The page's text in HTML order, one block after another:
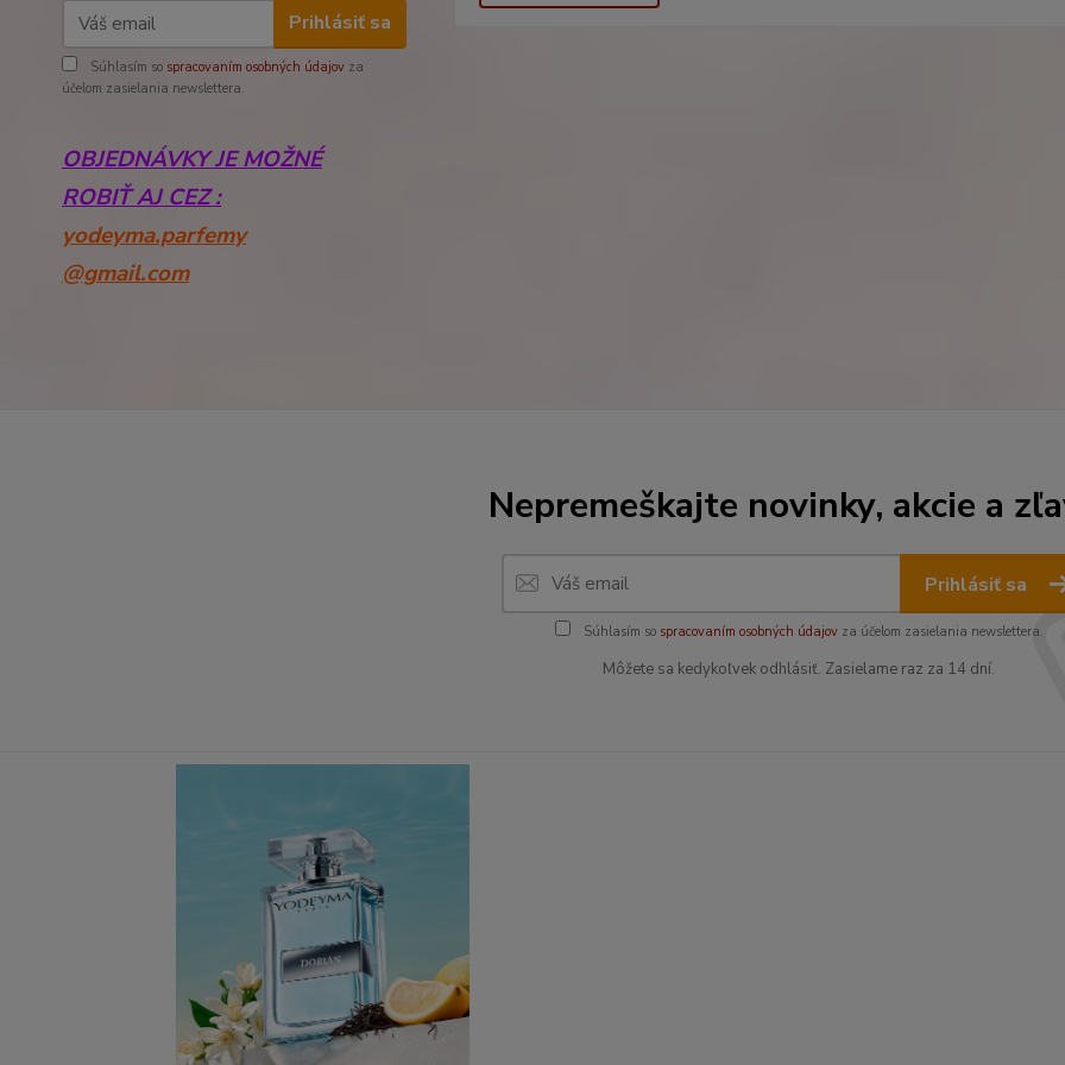
Prihlásiť sa
Súhlasím so spracovaním osobných údajov za
účelom zasielania newslettera.
OBJEDNÁVKY JE MOŽNÉ
ROBIŤ AJ CEZ :
yodeyma.parfemy
@gmail.com
Nepremeškajte novinky, akcie a
Prihlásiť sa
Súhlasím so spracovaním osobných údajovza účelom zasielania newslettera.
Môžete sa kedykoľvek odhlásiť. Zasielame raz za 14 dní.